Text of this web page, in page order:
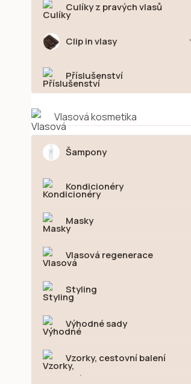
Culíky z pravých vlasů
Clip in vlasy
Příslušenství
Vlasová kosmetika
Šampony
Kondicionéry
Masky
Vlasová regenerace
Styling
Výhodné sady
Vzorky, cestovní balení